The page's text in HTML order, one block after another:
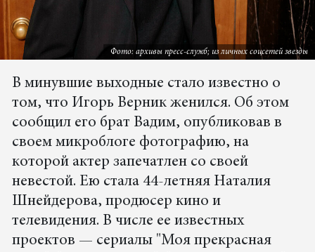
Фото: архивы пресс-служб; из личных соцсетей звезды
В минувшие выходные стало известно о
том, что Игорь Верник женился. Об этом
сообщил его брат Вадим, опубликовав в
своем микроблоге фотографию, на
которой актер запечатлен со своей
невестой. Ею стала 44-летняя Наталия
Шнейдерова, продюсер кино и
телевидения. В числе ее известных
проектов — сериалы "Моя прекрасная